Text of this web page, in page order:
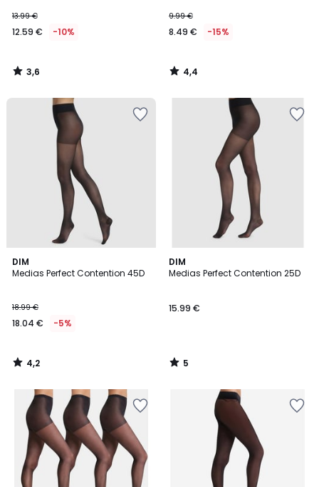
13.99 €
12.59 € -10%
3,6
/
9.99 €
8.49 € -15%
4,4
/
DIM
Medias Perfect Contention 45D
18.99 €
18.04 € -5%
4,2
/ 5
4,2
/
DIM
Medias Perfect Contention 25D
15.99 €
5
/
5
/